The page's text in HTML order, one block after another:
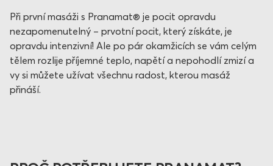
Při první masáži s Pranamat® je pocit opravdu
nezapomenutelný – prvotní pocit, který získáte, je
opravdu intenzivní! Ale po pár okamžicích se vám celým
tělem rozlije příjemné teplo, napětí a nepohodlí zmizí a
vy si můžete užívat všechnu radost, kterou masáž
přináší.